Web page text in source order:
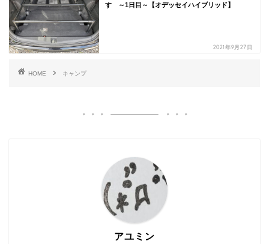
す ～1日目～【オデッセイハイブリッド】
2021年9月27日
HOME キャンプ
アユミン